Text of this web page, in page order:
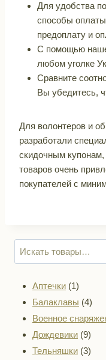
Для удобства
способы
предоплату и
С помощью
любом уголке
Сравните
Вы убедитесь,
Для волонтеров и
разработали
скидочным купонам,
товаров очень
покупателей с
Аптечки 11
товар
Балаклавы 44
Военное
Дождевики 99
Тельняшки 33